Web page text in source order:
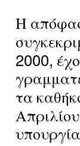
Η
2000,
τα
Απριλίου